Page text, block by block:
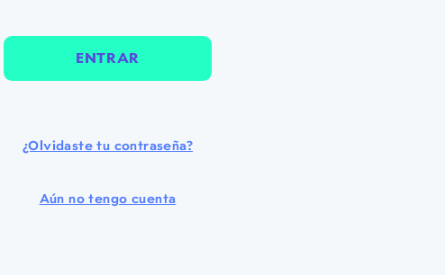
ENTRAR
¿Olvidaste tu contraseña?
Aún no tengo cuenta